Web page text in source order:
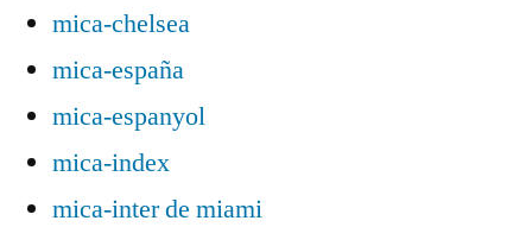
mica-chelsea
mica-españa
mica-espanyol
mica-index
mica-inter de miami